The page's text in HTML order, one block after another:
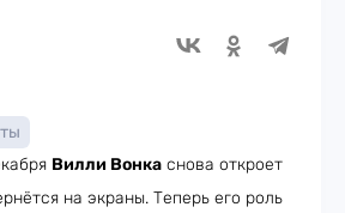
Вилли Вонка снова откроет
на экраны. Теперь его роль